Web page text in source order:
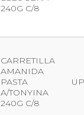
240G C/8
CARRETILLA
AMANIDA
PASTA
A/TONYINA
240G C/8